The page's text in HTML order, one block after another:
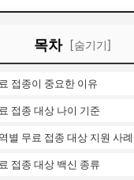
목차 [숨기기]
접종이 중요한 이유
접종 대상 나이 기준
별 무료 접종 대상 지원 사례
접종 대상 백신 종류